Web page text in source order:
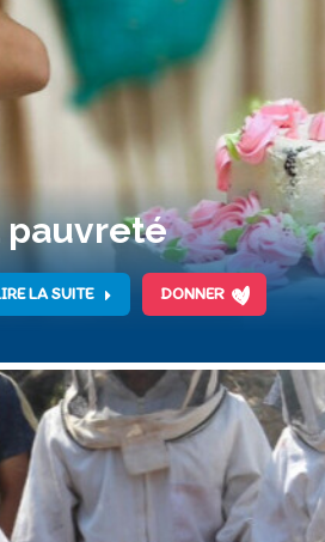
pauvreté
LA SUITE DONNER